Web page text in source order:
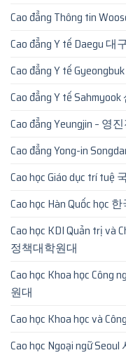
Cao đẳng Thông tin
Cao đẳng Y tế Daegu
Cao đẳng Y tế
Cao đẳng Y tế
Cao đẳng Yeungjin – 영
Cao đẳng Yong-in
Cao học Giáo dục trí
Cao học Hàn Quốc học
Cao học KDI Quản trị và
정책대학원대
Cao học Khoa học Công
원대
Cao học Khoa học và
Cao học Ngoại ngữ